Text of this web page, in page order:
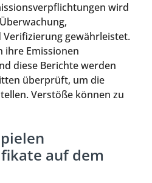
wird
gewährleistet.
ihre Emissionen
diese Berichte werden
überprüft, um die
Verstöße können zu
auf dem